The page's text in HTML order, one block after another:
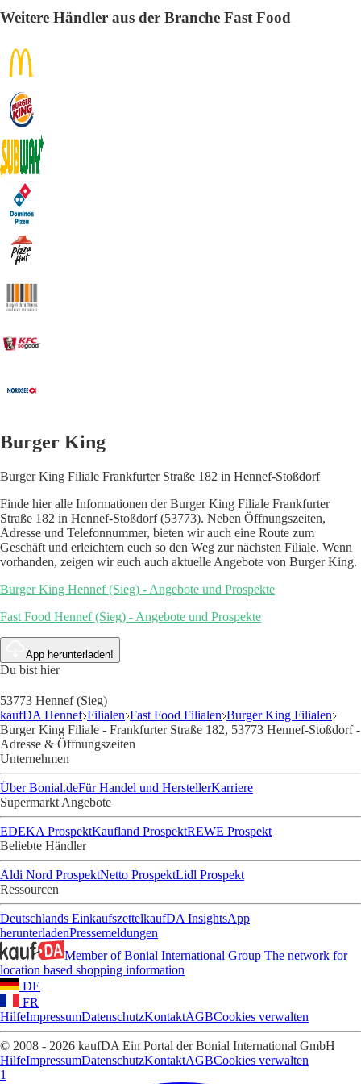
Weitere Händler aus der Branche Fast Food
Burger King
Burger King Filiale Frankfurter Straße 182 in Hennef-Stoßdorf
Finde hier alle Informationen der Burger King Filiale Frankfurter
Straße 182 in Hennef-Stoßdorf (53773). Neben Öffnungszeiten,
Adresse und Telefonnummer, bieten wir auch eine Route zum
Geschäft und erleichtern euch so den Weg zur nächsten Filiale. Wenn
vorhanden, zeigen wir euch auch aktuelle Angebote von Burger King.
Burger King Hennef (Sieg) - Angebote und Prospekte
Fast Food Hennef (Sieg) - Angebote und Prospekte
App herunterladen!
Du bist hier
53773 Hennef (Sieg)
kaufDA Hennef Filialen Fast Food Filialen Burger King Filialen
Burger King Filiale - Frankfurter Straße 182, 53773 Hennef-Stoßdorf -
Adresse & Öffnungszeiten
Unternehmen
Über Bonial.deFür Handel und HerstellerKarriere
Supermarkt Angebote
EDEKA ProspektKaufland ProspektREWE Prospekt
Beliebte Händler
Aldi Nord ProspektNetto ProspektLidl Prospekt
Ressourcen
Deutschlands EinkaufszettelkaufDA InsightsApp
herunterladenPressemeldungen
Member of Bonial International Group The network for
location based shopping information
DE
FR
HilfeImpressumDatenschutzKontaktAGBCookies verwalten
© 2008 - 2026 kaufDA Ein Portal der Bonial International GmbH
HilfeImpressumDatenschutzKontaktAGBCookies verwalten
1